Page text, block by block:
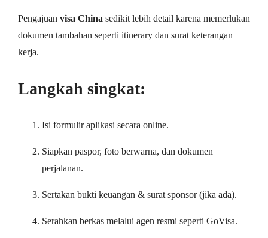
Pengajuan visa China sedikit lebih detail karena memerlukan
dokumen tambahan seperti itinerary dan surat keterangan
kerja.
Langkah singkat:
Isi formulir aplikasi secara online.
Siapkan paspor, foto berwarna, dan dokumen
perjalanan.
Sertakan bukti keuangan & surat sponsor (jika ada).
Serahkan berkas melalui agen resmi seperti GoVisa.